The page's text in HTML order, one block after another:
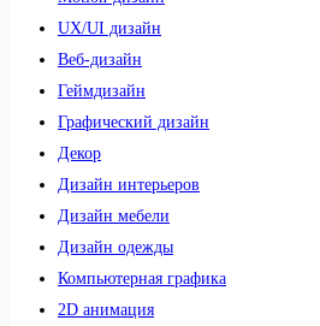
UX/UI дизайн
Веб-дизайн
Геймдизайн
Графический дизайн
Декор
Дизайн интерьеров
Дизайн мебели
Дизайн одежды
Компьютерная графика
2D анимация